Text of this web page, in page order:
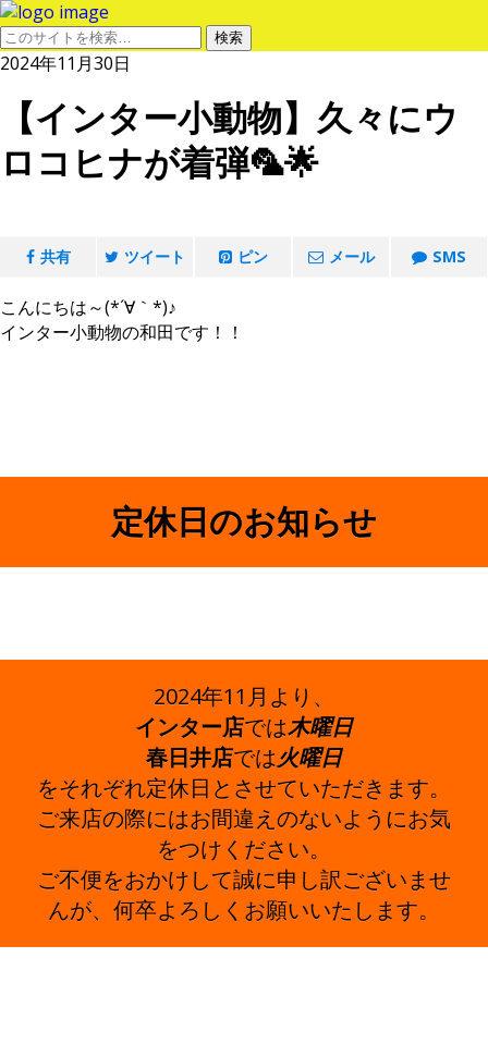
2024年11月30日
【インター小動物】久々にウ
ロコヒナが着弾🦜🌟
共有 ツイート ピン メール SMS
こんにちは～(*´∀｀*)♪
インター小動物の和田です！！
定休日のお知らせ
2024年11月より、
インター店では木曜日
春日井店では火曜日
をそれぞれ定休日とさせていただきます。
ご来店の際にはお間違えのないようにお気
をつけください。
ご不便をおかけして誠に申し訳ございませ
んが、何卒よろしくお願いいたします。